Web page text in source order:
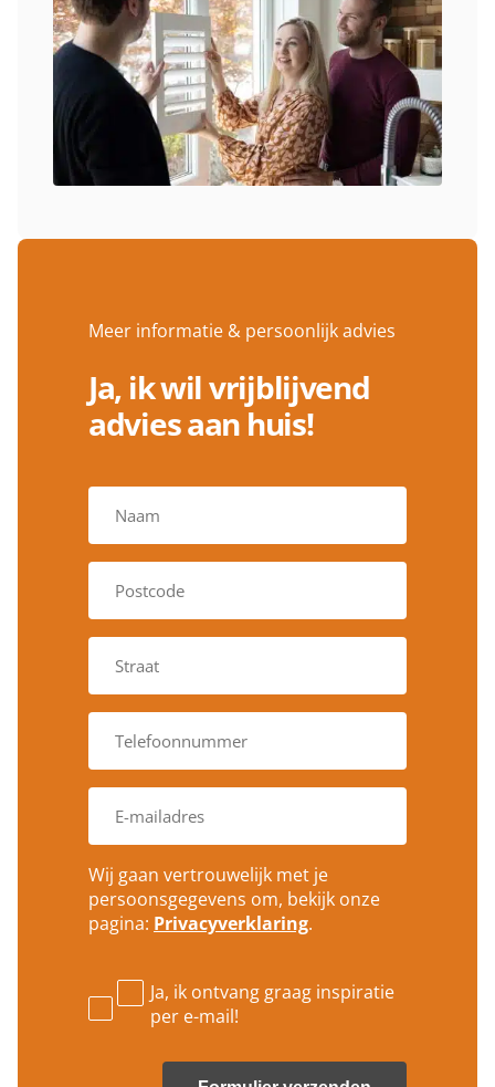
Meer informatie & persoonlijk advies
Ja, ik wil vrijblijvend
advies aan huis!
V
l
l
i
g
*
P
s
t
d
e
S
r
a
*
T
l
e
o
n
u
m
r
*
E
m
i
l
a
Wij gaan vertrouwelijk met je
persoonsgegevens om, bekijk onze
pagina: Privacyverklaring.
Ja, ik ontvang graag inspiratie
per e-mail!